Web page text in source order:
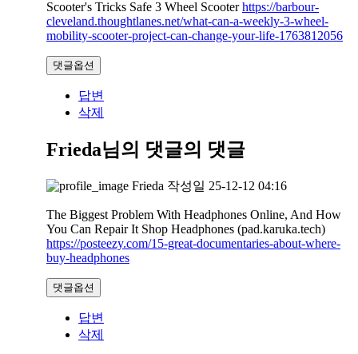
Scooter's Tricks Safe 3 Wheel Scooterhttps://barbour-
cleveland.thoughtlanes.net/what-can-a-weekly-3-wheel-
mobility-scooter-project-can-change-your-life-1763812056
댓글옵션
답변
삭제
Frieda님의 댓글의 댓글
Frieda 작성일 25-12-12 04:16
The Biggest Problem With Headphones Online, And How
You Can Repair It Shop Headphones (pad.karuka.tech)
https://posteezy.com/15-great-documentaries-about-where-
buy-headphones
댓글옵션
답변
삭제